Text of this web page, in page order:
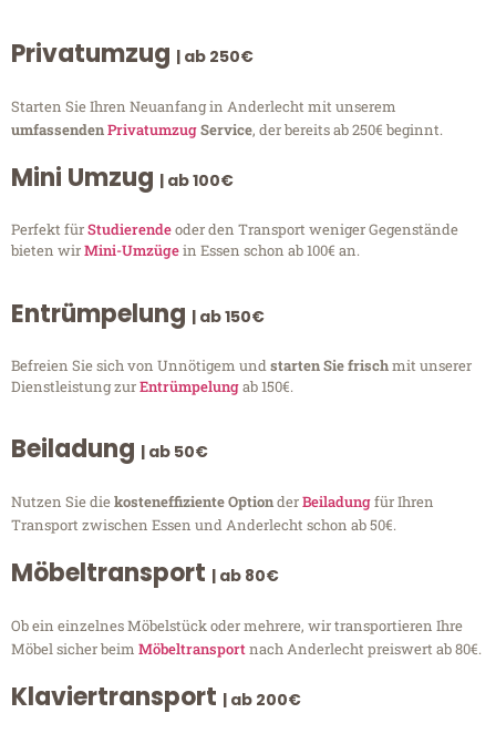
Privatumzug | ab 250€
Starten Sie Ihren Neuanfang in Anderlecht mit unserem
umfassendenPrivatumzugService, der bereits ab 250€ beginnt.
Mini Umzug | ab 100€
Perfekt fürStudierendeoder den Transport weniger Gegenstände
bieten wirMini-Umzügein Essen schon ab 100€ an.
Entrümpelung | ab 150€
Befreien Sie sich von Unnötigem undstarten Sie frischmit unserer
Dienstleistung zurEntrümpelungab 150€.
Beiladung | ab 50€
Nutzen Sie diekosteneffiziente OptionderBeiladungfür Ihren
Transport zwischen Essen und Anderlecht schon ab 50€.
Möbeltransport | ab 80€
Ob ein einzelnes Möbelstück oder mehrere, wir transportieren Ihre
Möbel sicher beim Möbeltransportnach Anderlecht preiswert ab 80€.
Klaviertransport | ab 200€